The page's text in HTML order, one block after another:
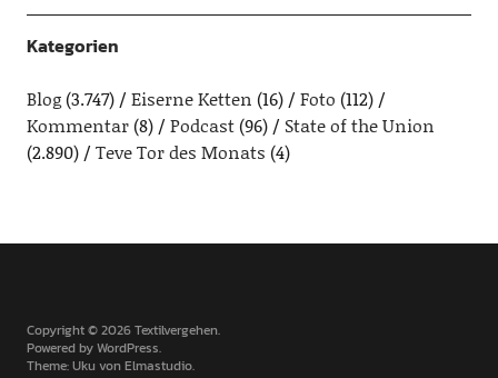
Kategorien
Blog(3.747) Eiserne Ketten (16) Foto (112)
Kommentar(8) Podcast(96)
State of the Union
(2.890)
Teve Tor des Monats (4)
Copyright © 2026 Textilvergehen
Powered byWordPress
Theme: Uku vonElmastudio